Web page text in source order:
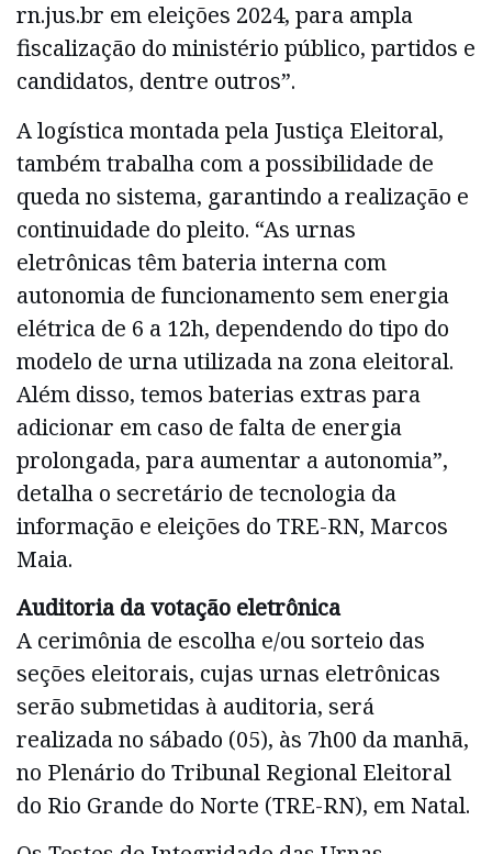
rn.jus.br em eleições 2024, para ampla
fiscalização do ministério público, partidos e
candidatos, dentre outros”.
A logística montada pela Justiça Eleitoral,
também trabalha com a possibilidade de
queda no sistema, garantindo a realização e
continuidade do pleito. “As urnas
eletrônicas têm bateria interna com
autonomia de funcionamento sem energia
elétrica de 6 a 12h, dependendo do tipo do
modelo de urna utilizada na zona eleitoral.
Além disso, temos baterias extras para
adicionar em caso de falta de energia
prolongada, para aumentar a autonomia”,
detalha o secretário de tecnologia da
informação e eleições do TRE-RN, Marcos
Maia.
Auditoria da votação eletrônica
A cerimônia de escolha e/ou sorteio das
seções eleitorais, cujas urnas eletrônicas
serão submetidas à auditoria, será
realizada no sábado (05), às 7h00 da manhã,
no Plenário do Tribunal Regional Eleitoral
do Rio Grande do Norte (TRE-RN), em Natal.